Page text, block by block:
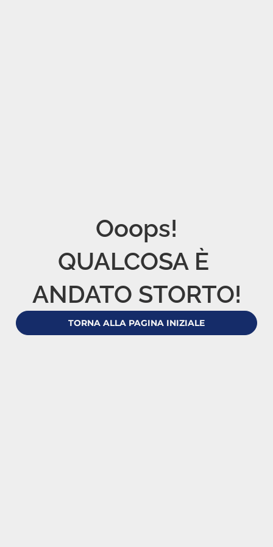
Ooops!
QUALCOSA È
ANDATO STORTO!
TORNA ALLA PAGINA INIZIALE